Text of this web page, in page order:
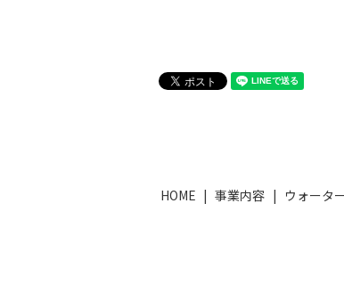
HOME 事業内容 ウォータ